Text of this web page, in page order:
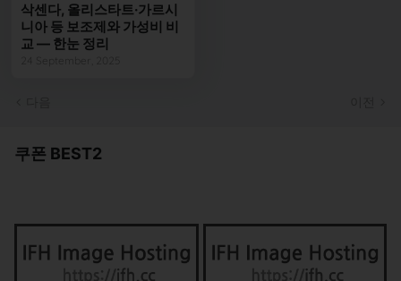
삭센다, 올리스타트·가르시
니아 등 보조제와 가성비 비
교 — 한눈 정리
쿠폰 BEST2